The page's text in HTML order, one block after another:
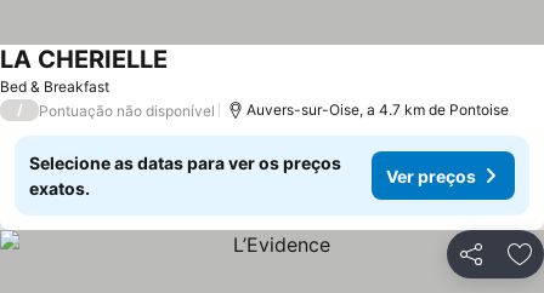
Bed & Breakfast
LA CHERIELLE
/ Pontuação não disponível Auvers-sur-Oise, a 4.7 km de Pontoise
Selecione as datas para ver os preços
exatos.
Ver preços
Partilhar